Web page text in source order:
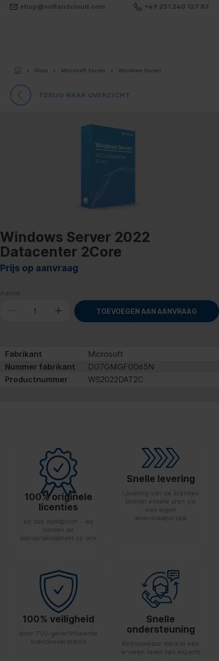
shop@softandcloud.com +49 251 240 127 87
Shop Microsoft Server Windows Server
TERUG NAAR OVERZICHT
Windows Server 2022
Datacenter 2Core
Prijs op aanvraag
Aantal
TOEVOEGEN AAN AANVRAAG
Fabrikant
Microsoft
Nummer fabrikant
DG7GMGF0D65N
Productnummer
WS2022DAT2C
100% originele
licenties
en dus auditproof – wij
nemen de
aansprakelijkheid op ons
Snelle levering
Levering van de licenties
binnen enkele uren via
een eigen
downloadportaal
100% veiligheid
door TÜV-gecertificeerde
licentieoverdracht
Snelle
ondersteuning
Betrouwbaar dankzij een
ervaren team van experts